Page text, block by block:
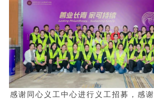
感谢同心义工中心进行义工招募，感